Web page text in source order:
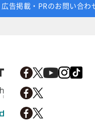
広告掲載・PRのお問い合わ